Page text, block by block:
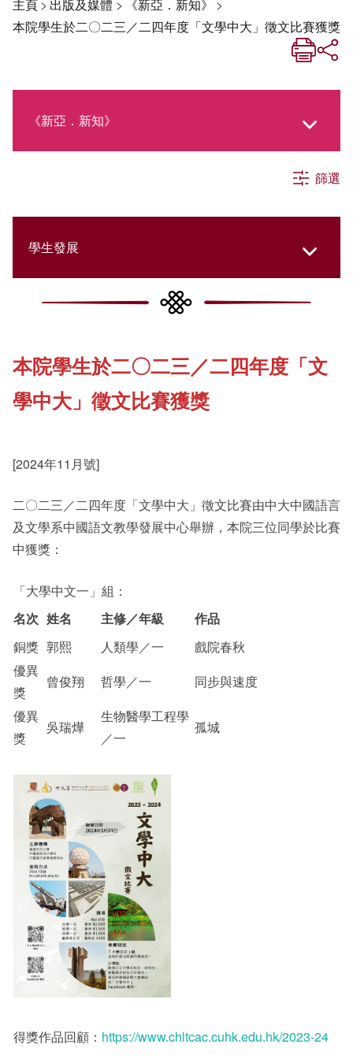
主頁> 出版及媒體 > 《新亞．新知》 >
本院學生於二〇二三／二四年度「文學中大」徵文比賽獲獎
《新亞．新知》
社交媒體專欄
《新亞簡訊》
《新亞書院概覽》
影片庫
篩選
學生發展
College Updates
Cultural Topics
本院學生於二〇二三／二四年度「文
學中大」徵文比賽獲獎
[2024年11月號]
二〇二三／二四年度「文學中大」徵文比賽由中大中國語言
及文學系中國語文教學發展中心舉辦，本院三位同學於比賽
中獲獎：
「大學中文一」組：
名次 姓名 主修／年級
作品
銅獎 郭熙 人類學／一
戲院春秋
優異
獎
曾俊翔 哲學／一
同步與速度
優異
獎
吳瑞燁
生物醫學工程學
／一
孤城
得獎作品回顧： https://www.chltcac.cuhk.edu.hk/2023-24